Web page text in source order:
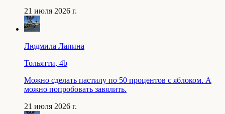
21 июля 2026 г.
Людмила Лапина
Тольятти, 4b
Можно сделать пастилу по 50 процентов с яблоком. А
можно попробовать завялить.
21 июля 2026 г.